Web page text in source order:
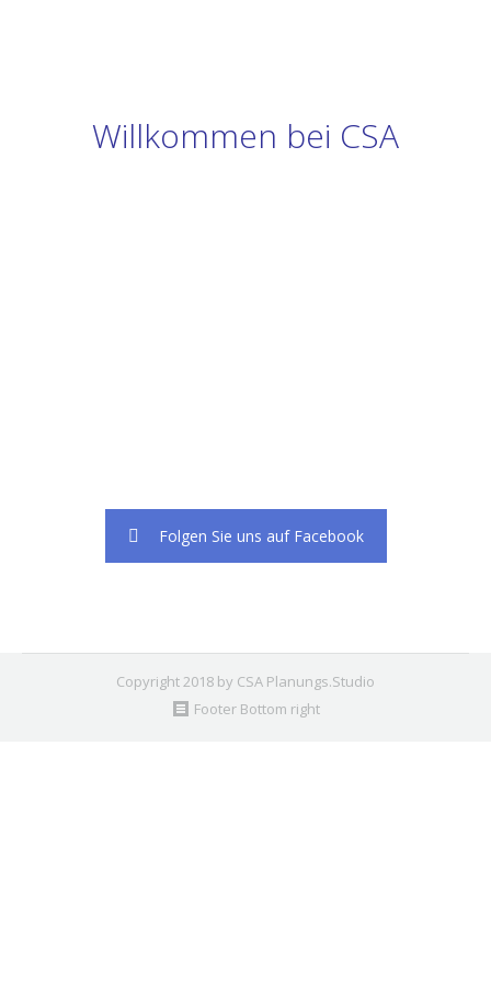
Willkommen bei CSA
Folgen Sie uns auf Facebook
Copyright 2018 by CSA Planungs.Studio
Footer Bottom right